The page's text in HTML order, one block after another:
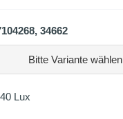
34662
Bitte Variante wählen
Lux